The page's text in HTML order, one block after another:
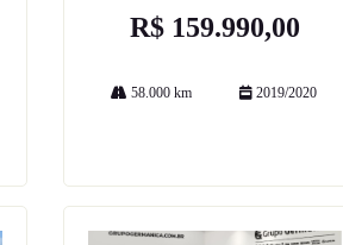
R$ 159.990,00
58.000 km 2019/2020